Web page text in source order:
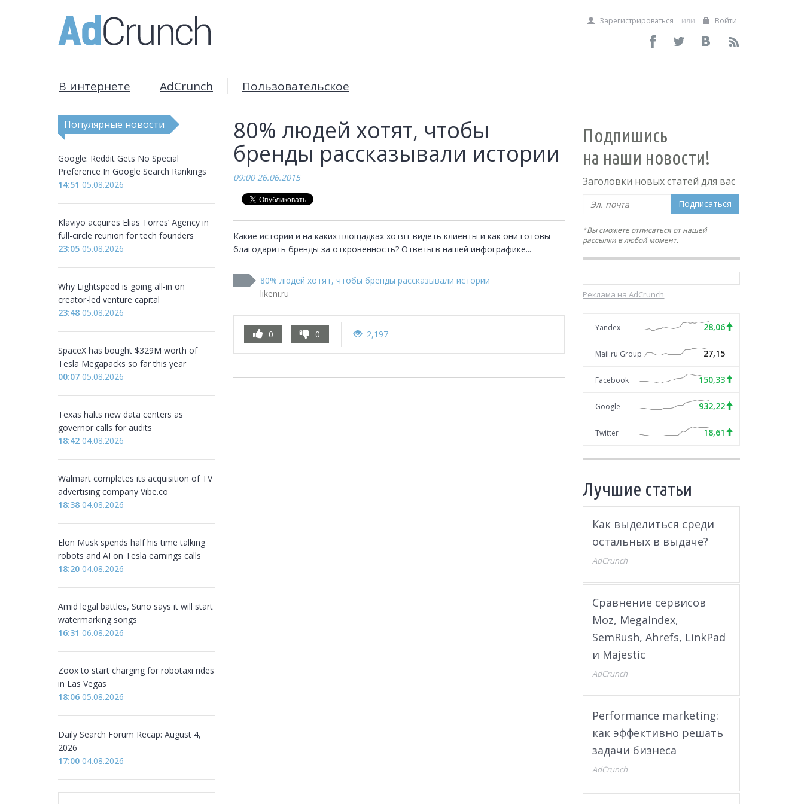
Зарегистрироваться или Войти
В интернете AdCrunch Пользовательское
Популярные новости
Google: Reddit Gets No Special
Preference In Google Search Rankings
14:51 05.08.2026
Klaviyo acquires Elias Torres’ Agency in
full-circle reunion for tech founders
23:05 05.08.2026
Why Lightspeed is going all-in on
creator-led venture capital
23:48 05.08.2026
SpaceX has bought $329M worth of
Tesla Megapacks so far this year
00:07 05.08.2026
Texas halts new data centers as
governor calls for audits
18:42 04.08.2026
Walmart completes its acquisition of TV
advertising company Vibe.co
18:38 04.08.2026
Elon Musk spends half his time talking
robots and AI on Tesla earnings calls
18:20 04.08.2026
Amid legal battles, Suno says it will start
watermarking songs
16:31 06.08.2026
Zoox to start charging for robotaxi rides
in Las Vegas
18:06 05.08.2026
Daily Search Forum Recap: August 4,
2026
17:00 04.08.2026
80% людей хотят, чтобы
бренды рассказывали истории
09:00 26.06.2015
Какие истории и на каких площадках хотят видеть клиенты и как они готовы
благодарить бренды за откровенность? Ответы в нашей инфографике...
80% людей хотят, чтобы бренды рассказывали истории
likeni.ru
0 0 2,197
Подпишись
на наши новости!
Заголовки новых статей для вас
Подписаться
*Вы сможете отписаться от нашей
рассылки в любой момент.
Реклама на AdCrunch
Yandex 28,06
Mail.ru Group 27,15
Facebook 150,33
Google 932,22
Twitter 18,61
Лучшие статьи
Как выделиться среди
остальных в выдаче?
AdCrunch
Сравнение сервисов
Moz, MegaIndex,
SemRush, Ahrefs, LinkPad
и Majestic
AdCrunch
Performance marketing:
как эффективно решать
задачи бизнеса
AdCrunch